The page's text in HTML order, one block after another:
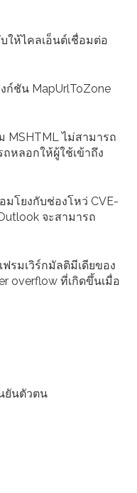
ให้ไคลเอ็นต์เชื่อมต่อ
ก์ชัน MapUrlToZone
MSHTML ไม่สามารถ
หลอกให้ผู้ใช้เข้าถึง
มโยงกับช่องโหว่ CVE-
จะสามารถ
รมเวิร์กมัลติมีเดียของ
overflow ที่เกิดขึ้นเมื่อ
ยันตัวตน